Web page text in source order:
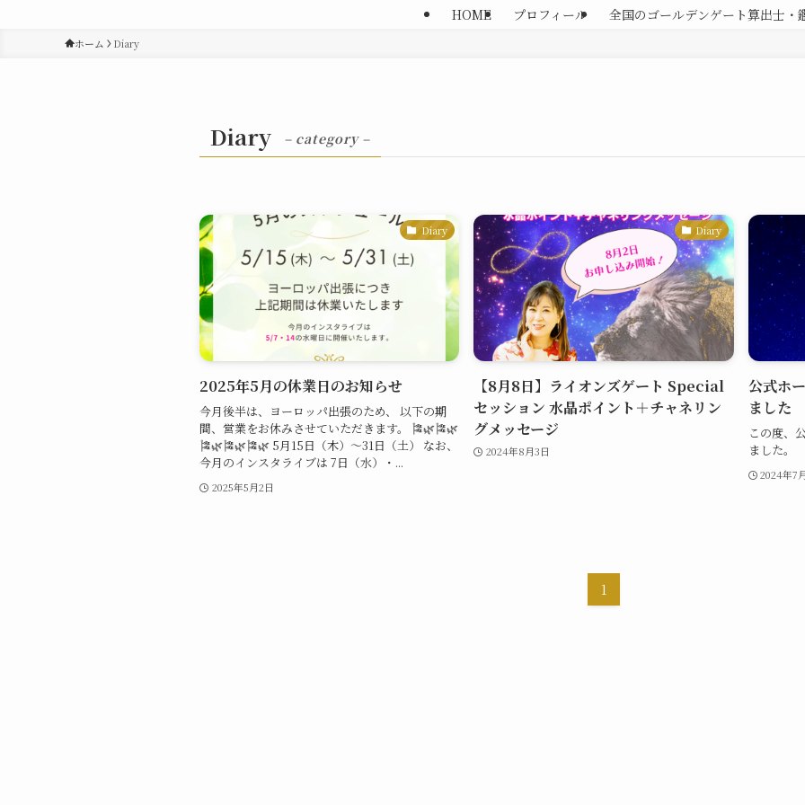
HOME プロフィール 全国のゴールデンゲート算出士・
ホーム Diary
Diary – category –
Diary
2025年5月の休業日のお知らせ
今月後半は、ヨーロッパ出張のため、 以下の期
間、営業をお休みさせていただきます。 🎏🌿🎏🌿
🎏🌿🎏🌿🎏🌿 5月15日（木）〜31日（土） なお、
今月のインスタライブは 7日（水）・...
2025年5月2日
Diary
【8月8日】ライオンズゲート Special
セッション 水晶ポイント＋チャネリン
グメッセージ
2024年8月3日
公式ホ
ました
この度、
ました。
2024年7
1